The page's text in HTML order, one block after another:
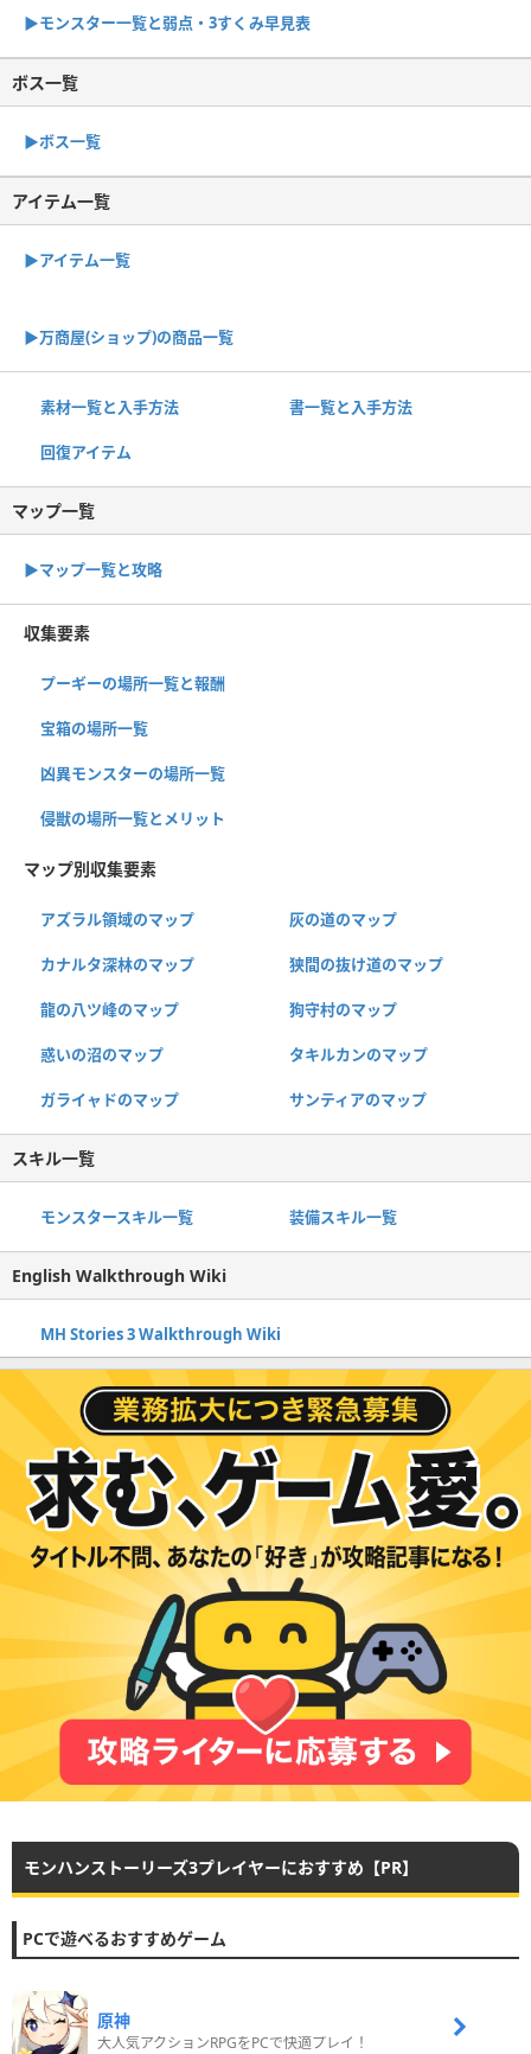
▶︎モンスター一覧と弱点・3すくみ早見表
ボス一覧
▶︎ボス一覧
アイテム一覧
▶アイテム一覧
▶︎万商屋(ショップ)の商品一覧
素材一覧と入手方法 書一覧と入手方法
回復アイテム
マップ一覧
▶︎マップ一覧と攻略
収集要素
プーギーの場所一覧と報酬
宝箱の場所一覧
凶異モンスターの場所一覧
侵獣の場所一覧とメリット
マップ別収集要素
アズラル領域のマップ 灰の道のマップ
カナルタ深林のマップ 狭間の抜け道のマップ
龍の八ツ峰のマップ 狗守村のマップ
惑いの沼のマップ タキルカンのマップ
ガライャドのマップ サンティアのマップ
スキル一覧
モンスタースキル一覧 装備スキル一覧
English Walkthrough Wiki
MH Stories 3 Walkthrough Wiki
モンハンストーリーズ3プレイヤーにおすすめ【PR】
PCで遊べるおすすめゲーム
原神
大人気アクションRPGをPCで快適プレイ！